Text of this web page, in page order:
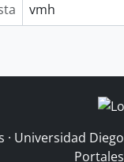
vmh
Universidad Diego
Portales